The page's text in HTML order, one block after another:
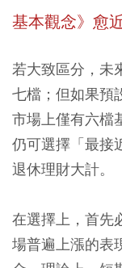
基本觀念》愈
若大致區分，未
七檔；但如果預
市場上僅有六檔
仍可選擇「最接
退休理財大計。
在選擇上，首先
場普遍上漲的表